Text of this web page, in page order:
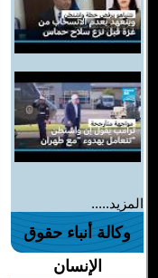
المزيد.....
وكالة أنباء حقوق
الإنسان